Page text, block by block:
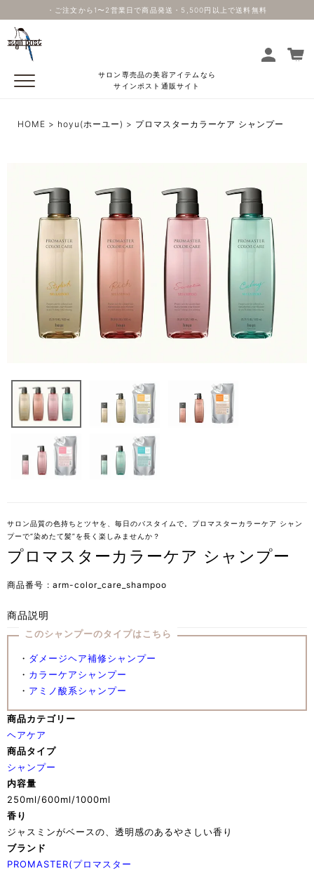
・ご注文から1〜2営業日で商品発送・5,500円以上で送料無料
サロン専売品の美容アイテムなら
サインポスト通販サイト
HOME hoyu(ホーユー) プロマスターカラーケア シャンプー
サロン品質の色持ちとツヤを、毎日のバスタイムで。プロマスターカラーケア シャン
プーで“染めたて髪”を長く楽しみませんか？
プロマスターカラーケア シャンプー
商品番号 arm-color_care_shampoo
商品説明
このシャンプーのタイプはこちら
・ ダメージヘア補修シャンプー
・ カラーケアシャンプー
・ アミノ酸系シャンプー
商品カテゴリー
ヘアケア
商品タイプ
シャンプー
内容量
250ml/600ml/1000ml
香り
ジャスミンがベースの、透明感のあるやさしい香り
ブランド
PROMASTER(プロマスター